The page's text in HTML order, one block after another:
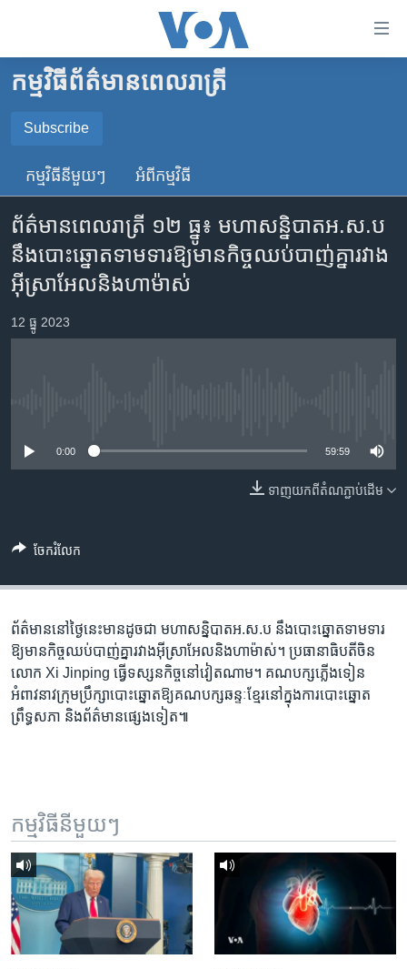
គេហទំព័រ​
ទាក់ទង
រំលង​
ទំព័រ​
ព័ត៌មាន​​
ម្តង
រំលង​
និង​
រំលង​
កាន់​
ស្វែង​
កម្ពុជា
អន្តរជាតិ
ចិន
ហេឡូវីអូអេ
កម្ពុជាច្នៃប្រតិដ្ឋ
ព្រឹត្តិការណ៍ព័ត៌មាន
ទូរទស្សន៍ / វីដេអូ​
កម្មវិធី​ព័ត៌មាន​ពេលរាត្រី
Subscribe
SUBSCRIBE
YouTube Music
Spotify
កម្មវិធី​នីមួយៗ អំពី​កម្មវិធី​
ព័ត៌មានពេលរាត្រី ១២ ធ្នូ៖ មហាសន្និបាតអ.ស.ប
នឹង​បោះឆ្នោត​ទាមទារ​ឱ្យមាន​កិច្ចឈប់បាញ់គ្នារវាង
អ៊ីស្រាអែល​និង​ហាម៉ាស់
12 ធ្នូ 2023
0:00 59:59
ទាញ​យក​ពី​តំណភ្ជាប់​ដើម
ចែករំលែក
ព័ត៌មាននៅថ្ងៃនេះមានដូចជា មហាសន្និបាតអ.ស.ប នឹង​បោះឆ្នោត​ទាមទារ​
ឱ្យមាន​កិច្ចឈប់បាញ់គ្នារវាងអ៊ីស្រាអែល​និង​ហាម៉ាស់។ ប្រធានាធិបតី​ចិន​
លោក Xi Jinping ធ្វើទស្សនកិច្ចនៅវៀតណាម។ គណបក្ស​ភ្លើងទៀន​
អំពាវនាវ​​​ក្រុម​ប្រឹក្សា​បោះឆ្នោត​ឱ្យ​គណបក្សឆន្ទៈខ្មែរនៅក្នុងការបោះឆ្នោត​
ព្រឹទ្ធសភា​ និង​ព័ត៌មាន​ផ្សេងទៀត៕
កម្មវិធី​នីមួយៗ